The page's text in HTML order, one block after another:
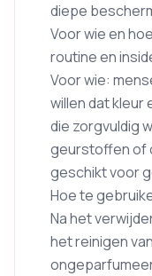
diepe
Voor wie en
routine en
Voor wie:
willen dat kleur
die zorgvuldig
geurstoffen of
geschikt voor
Hoe te
Na het
het reinigen